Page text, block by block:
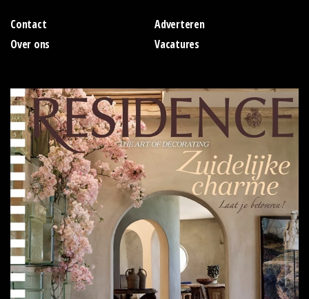
Contact
Adverteren
Over ons
Vacatures